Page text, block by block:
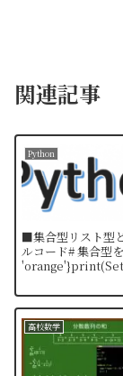
関連記事
Python
■集合型リスト型
ルコード# 集合型
高校数学